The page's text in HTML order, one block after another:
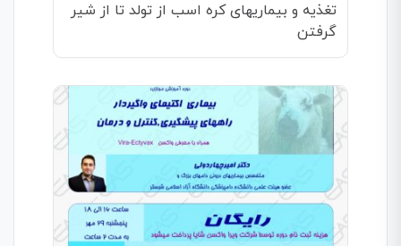
تغذیه و بیماریهای کره اسب از تولد تا از شیر
گرفتن